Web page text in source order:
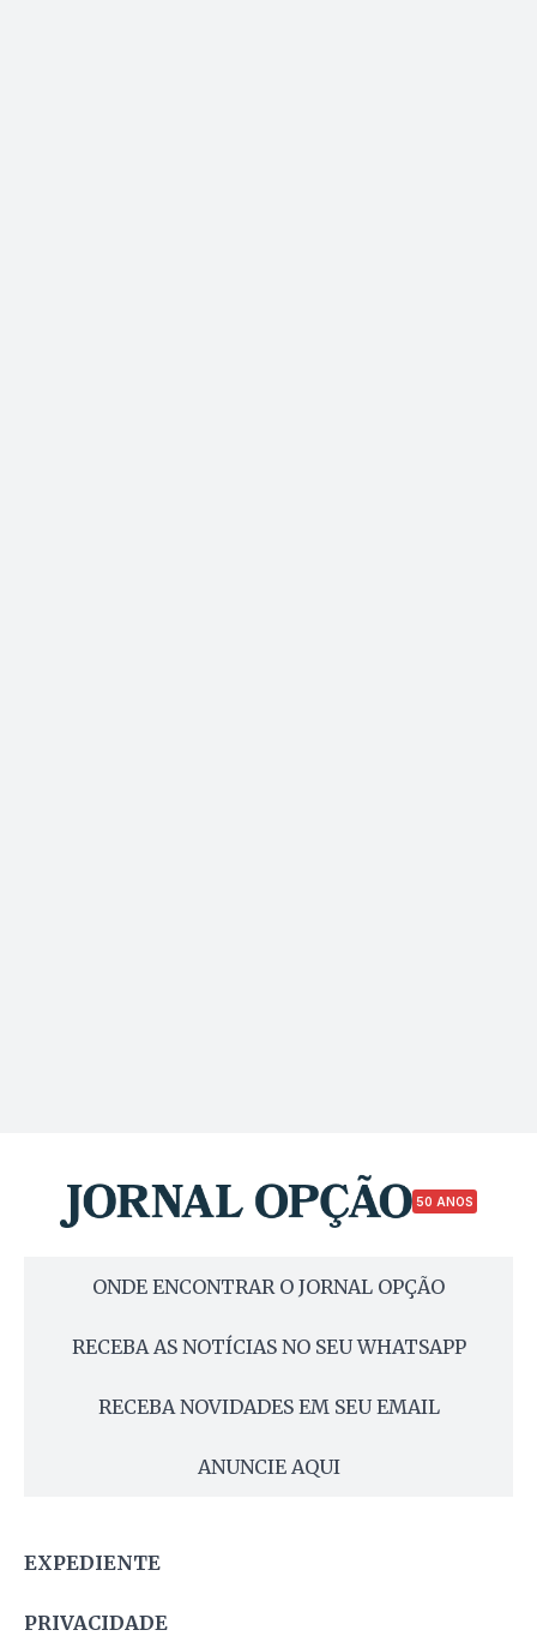
50 ANOS
ONDE ENCONTRAR O JORNAL OPÇÃO
RECEBA AS NOTÍCIAS NO SEU WHATSAPP
RECEBA NOVIDADES EM SEU EMAIL
ANUNCIE AQUI
EXPEDIENTE
PRIVACIDADE